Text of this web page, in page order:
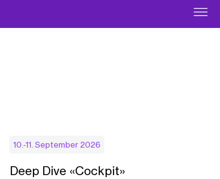
10.-11. September 2026
Deep Dive «Cockpit»